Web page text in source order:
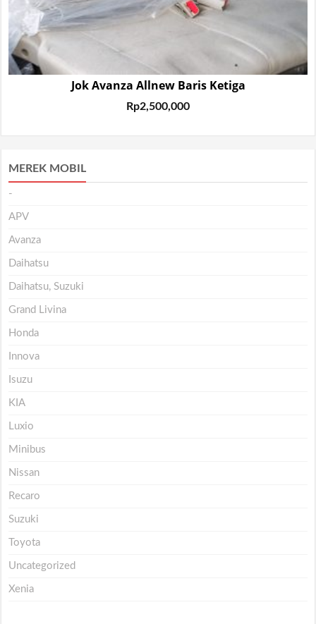
Jok Avanza Allnew Baris Ketiga
Rp2,500,000
MEREK MOBIL
-
APV
Avanza
Daihatsu
Daihatsu, Suzuki
Grand Livina
Honda
Innova
Isuzu
KIA
Luxio
Minibus
Nissan
Recaro
Suzuki
Toyota
Uncategorized
Xenia